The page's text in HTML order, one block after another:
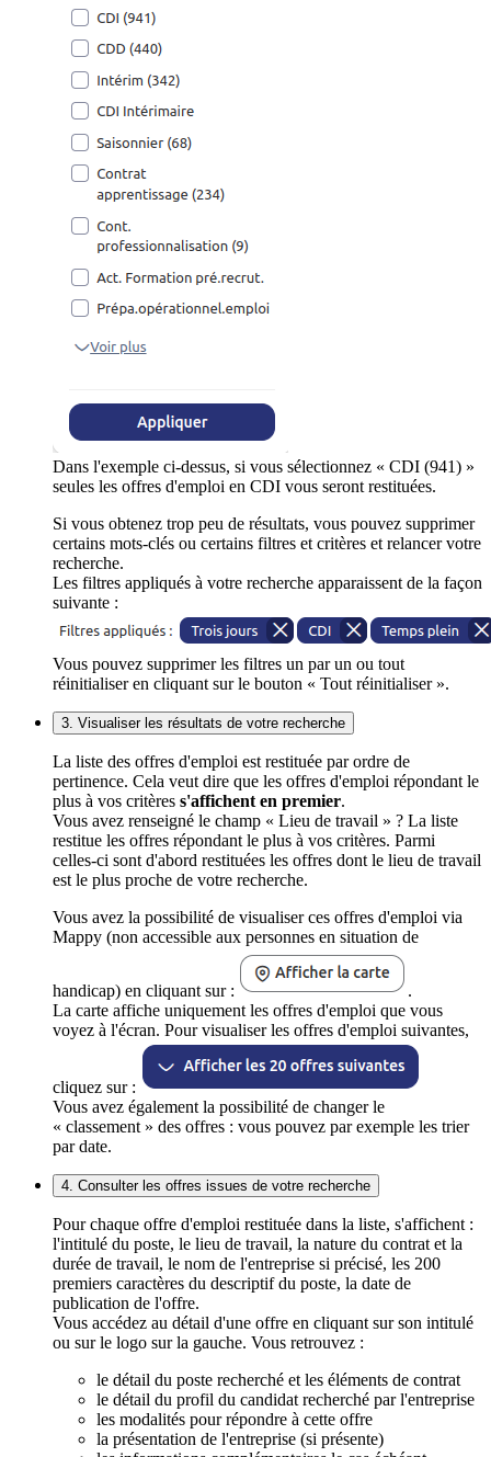
Dans l'exemple ci-dessus, si vous sélectionnez « CDI (941) »
seules les offres d'emploi en CDI vous seront restituées.
Si vous obtenez trop peu de résultats, vous pouvez supprimer
certains mots-clés ou certains filtres et critères et relancer votre
recherche.
Les filtres appliqués à votre recherche apparaissent de la façon
suivante :
Vous pouvez supprimer les filtres un par un ou tout
réinitialiser en cliquant sur le bouton « Tout réinitialiser ».
3. Visualiser les résultats de votre recherche
La liste des offres d'emploi est restituée par ordre de
pertinence. Cela veut dire que les offres d'emploi répondant le
plus à vos critères s'affichent en premier.
Vous avez renseigné le champ « Lieu de travail » ? La liste
restitue les offres répondant le plus à vos critères. Parmi
celles-ci sont d'abord restituées les offres dont le lieu de travail
est le plus proche de votre recherche.
Vous avez la possibilité de visualiser ces offres d'emploi via
Mappy (non accessible aux personnes en situation de
handicap) en cliquant sur :
.
La carte affiche uniquement les offres d'emploi que vous
voyez à l'écran. Pour visualiser les offres d'emploi suivantes,
cliquez sur :
Vous avez également la possibilité de changer le
« classement » des offres : vous pouvez par exemple les trier
par date.
4. Consulter les offres issues de votre recherche
Pour chaque offre d'emploi restituée dans la liste, s'affichent :
l'intitulé du poste, le lieu de travail, la nature du contrat et la
durée de travail, le nom de l'entreprise si précisé, les 200
premiers caractères du descriptif du poste, la date de
publication de l'offre.
Vous accédez au détail d'une offre en cliquant sur son intitulé
ou sur le logo sur la gauche. Vous retrouvez :
le détail du poste recherché et les éléments de contrat
le détail du profil du candidat recherché par l'entreprise
les modalités pour répondre à cette offre
la présentation de l'entreprise (si présente)